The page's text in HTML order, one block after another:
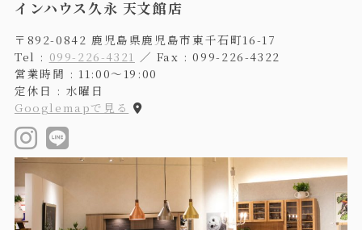
インハウス久永 天文館店
〒892-0842 鹿児島県鹿児島市東千石町16-17
Tel : 099-226-4321 ／ Fax : 099-226-4322
営業時間 : 11:00〜19:00
定休日 : 水曜日
Googlemapで見る